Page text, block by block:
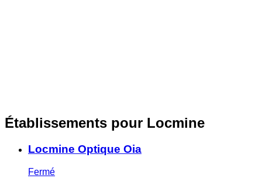
Établissements pour Locmine
Locmine Optique Oia
Fermé